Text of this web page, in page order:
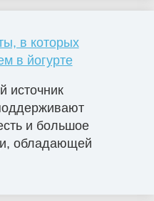
в которых
в йогурте
источник
и большое
обладающей